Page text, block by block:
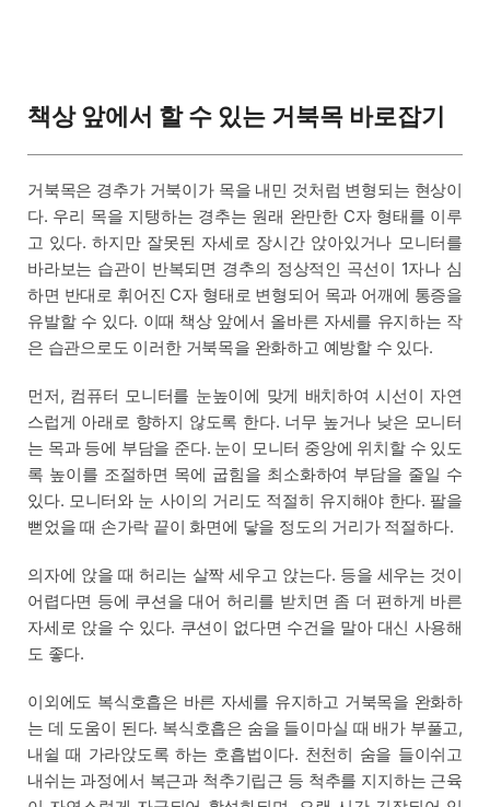
책상 앞에서 할 수 있는 거북목 바로잡기
거북목은 경추가 거북이가 목을 내민 것처럼 변형되는 현상이
다. 우리 목을 지탱하는 경추는 원래 완만한 C자 형태를 이루
고 있다. 하지만 잘못된 자세로 장시간 앉아있거나 모니터를
바라보는 습관이 반복되면 경추의 정상적인 곡선이 1자나 심
하면 반대로 휘어진 C자 형태로 변형되어 목과 어깨에 통증을
유발할 수 있다. 이때 책상 앞에서 올바른 자세를 유지하는 작
은 습관으로도 이러한 거북목을 완화하고 예방할 수 있다.
먼저, 컴퓨터 모니터를 눈높이에 맞게 배치하여 시선이 자연
스럽게 아래로 향하지 않도록 한다. 너무 높거나 낮은 모니터
는 목과 등에 부담을 준다. 눈이 모니터 중앙에 위치할 수 있도
록 높이를 조절하면 목에 굽힘을 최소화하여 부담을 줄일 수
있다. 모니터와 눈 사이의 거리도 적절히 유지해야 한다. 팔을
뻗었을 때 손가락 끝이 화면에 닿을 정도의 거리가 적절하다.
의자에 앉을 때 허리는 살짝 세우고 앉는다. 등을 세우는 것이
어렵다면 등에 쿠션을 대어 허리를 받치면 좀 더 편하게 바른
자세로 앉을 수 있다. 쿠션이 없다면 수건을 말아 대신 사용해
도 좋다.
이외에도 복식호흡은 바른 자세를 유지하고 거북목을 완화하
는 데 도움이 된다. 복식호흡은 숨을 들이마실 때 배가 부풀고,
내쉴 때 가라앉도록 하는 호흡법이다. 천천히 숨을 들이쉬고
내쉬는 과정에서 복근과 척추기립근 등 척추를 지지하는 근육